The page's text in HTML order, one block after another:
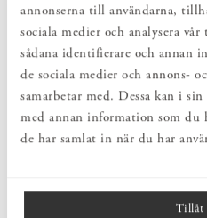
annonserna till användarna,
sociala medier och analysera
sådana identifierare och annan
de sociala medier och annons-
samarbetar med. Dessa kan i
med annan information som
de har samlat in när du har
Tillåt
Bruksföremål och inredningsdetaljer
hållbara naturmaterial.
Vas Kolonn blank liten är en tidlös
både stora buketter och enstaka